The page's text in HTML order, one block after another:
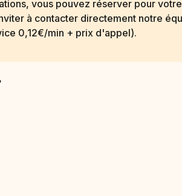
vous pouvez réserver pour
à contacter directement notre
0,12€/min + prix d'appel).